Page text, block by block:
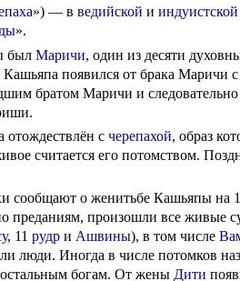
») — в ведийской и индуистской
».
был Маричи, один из десяти
появился от брака Маричи
братом Маричи и
отождествлён с черепахой, образ
считается его потомством.
сообщают о женитьбе Кашьяпы на
преданиям, произошли все живые
, 11 рудр и Ашвины), в том числе
люди. Иногда в числе потомков
богам. От жены Дити